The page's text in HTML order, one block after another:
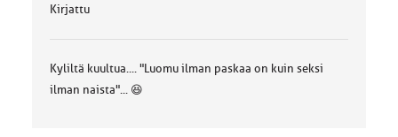
Kirjattu
Kyliltä kuultua.... "Luomu ilman paskaa on kuin seksi
ilman naista"... 😆